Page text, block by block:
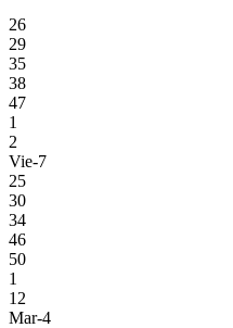
26
29
35
38
47
1
2
Vie-7
25
30
34
46
50
1
12
Mar-4